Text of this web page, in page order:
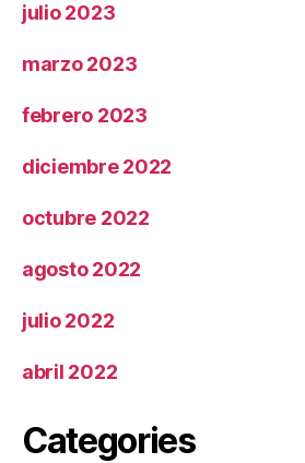
julio 2023
marzo 2023
febrero 2023
diciembre 2022
octubre 2022
agosto 2022
julio 2022
abril 2022
Categories